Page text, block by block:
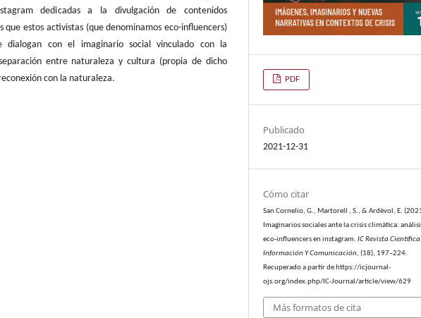
dedicadas a la divulgación de contenidos
que estos activistas (que denominamos eco-influencers)
dialogan con el imaginario social vinculado con la
entre naturaleza y cultura (propia de dicho
con la naturaleza.
PDF
Publicado
2021-12-31
Cómo citar
San Cornelio, G., Martorell , S., & Ardèvol, E.
Imaginarios sociales ante la crisis climática:
eco-influencers en instagram.IC Revista Científica
Información Y Comunicación, (18), 197–224.
Recuperado a partir de https://icjournal-
ojs.org/index.php/IC-Journal/article/view/629
Más formatos de cita